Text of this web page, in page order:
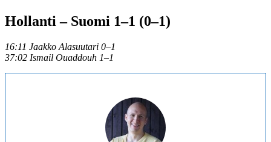
Hollanti – Suomi 1–1 (0–1)
16:11 Jaakko Alasuutari 0–1
37:02 Ismail Ouaddouh 1–1